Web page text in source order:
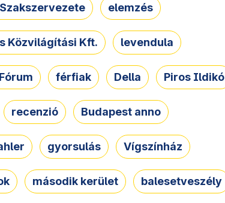
elemzés
Közvilágítási Kft. levendula
férfiak Della Piros Ildikó
recenzió Budapest anno
gyorsulás Vígszínház
második kerület balesetveszély